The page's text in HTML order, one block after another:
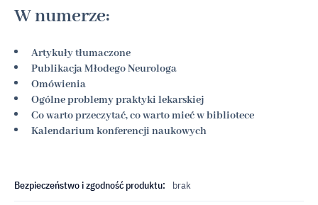
W numerze:
Artykuły tłumaczone
Publikacja Młodego Neurologa
Omówienia
Ogólne problemy praktyki lekarskiej
Co warto przeczytać, co warto mieć w bibliotece
Kalendarium konferencji naukowych
Bezpieczeństwo i zgodność produktu: brak